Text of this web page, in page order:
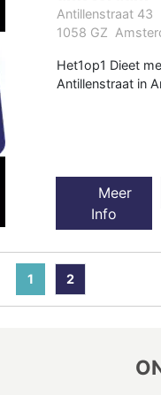
Antillenstraat 43
1058 GZ
Het1op1 Dieet
Antillenstraat in
Meer
Info
1 2